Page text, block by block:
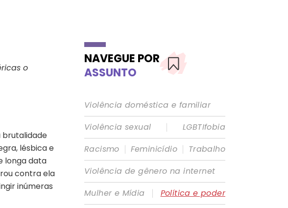
o
brutalidade
lésbica e
longa data
contra ela
inúmeras
NAVEGUE POR
ASSUNTO
Violência doméstica e familiar
Violência sexual
|
LGBTIfobia
Racismo | Feminicídio | Trabalho
Violência de gênero na internet
Mulher e Mídia
|
Política e poder